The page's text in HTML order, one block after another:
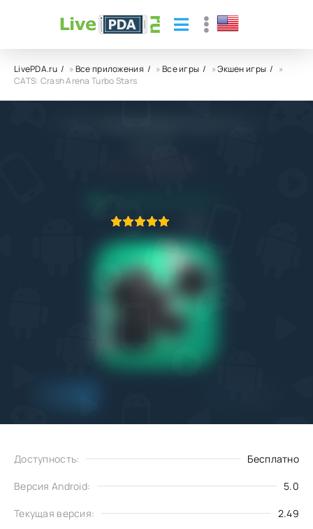
LivePDA.ru »Все приложения »Все игры »Экшен игры
»
CATS: Crash Arena Turbo Stars
Доступность: Бесплатно
Версия Android: 5.0
Текущая версия: 2.49